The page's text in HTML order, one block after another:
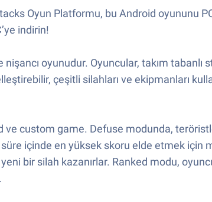
Oyun Platformu, bu Android oyununu
indirin!
oyunudur. Oyuncular, takım tabanlı
çeşitli silahları ve ekipmanları
ve custom game. Defuse modunda,
içinde en yüksek skoru elde etmek için
bir silah kazanırlar. Ranked modu,